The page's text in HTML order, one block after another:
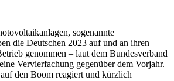
sogenannte
die Deutschen 2023 auf und an ihren
genommen – laut dem Bundesverband
Vervierfachung gegenüber dem Vorjahr.
den Boom reagiert und kürzlich